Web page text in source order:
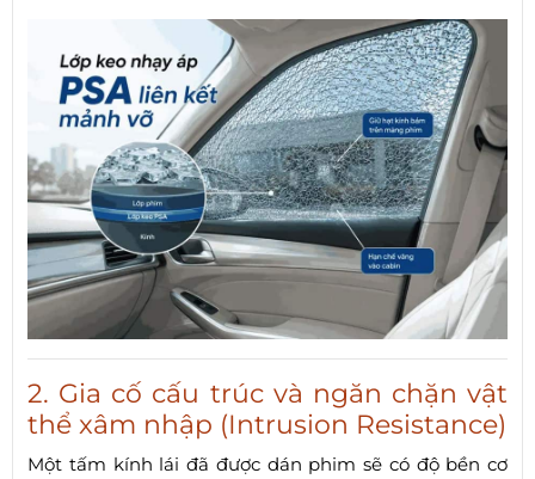
2. Gia cố cấu trúc và ngăn chặn vật
thể xâm nhập (Intrusion Resistance)
Một tấm kính lái đã được dán phim sẽ có độ bền cơ